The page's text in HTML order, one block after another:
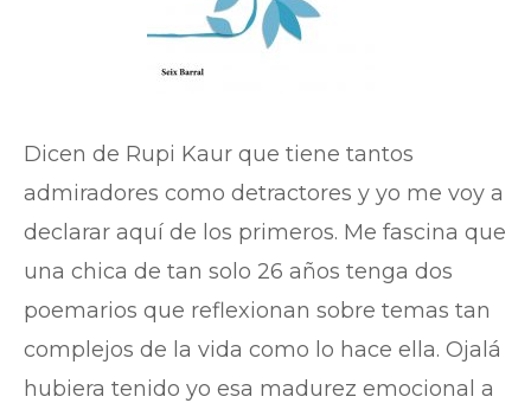
Dicen de Rupi Kaur que tiene tantos
admiradores como detractores y yo me voy a
declarar aquí de los primeros. Me fascina que
una chica de tan solo 26 años tenga dos
poemarios que reflexionan sobre temas tan
complejos de la vida como lo hace ella. Ojalá
hubiera tenido yo esa madurez emocional a